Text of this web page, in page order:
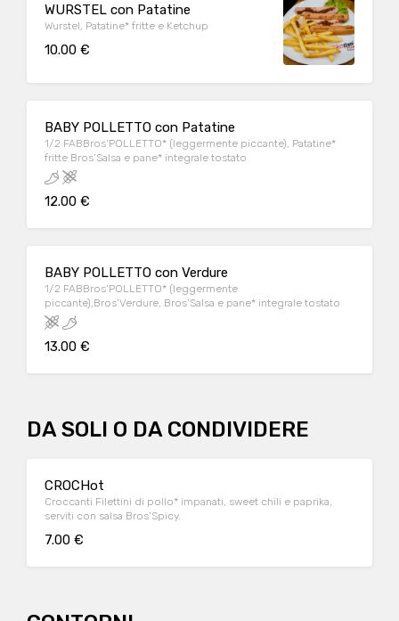
WURSTEL con Patatine
Wurstel, Patatine* fritte e Ketchup
10.00 €
BABY POLLETTO con Patatine
1/2 FABBros’POLLETTO* (leggermente piccante), Patatine*
fritte Bros’Salsa e pane* integrale tostato
12.00 €
BABY POLLETTO con Verdure
1/2 FABBros’POLLETTO* (leggermente
piccante),Bros’Verdure, Bros’Salsa e pane* integrale tostato
13.00 €
DA SOLI O DA CONDIVIDERE
CROCHot
Croccanti Filettini di pollo* impanati, sweet chili e paprika,
serviti con salsa Bros’Spicy.
7.00 €